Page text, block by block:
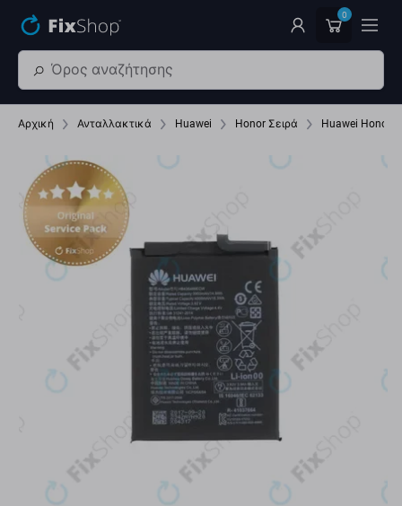
0
Αρχική Ανταλλακτικά Huawei Honor Σειρά Huawei Honor